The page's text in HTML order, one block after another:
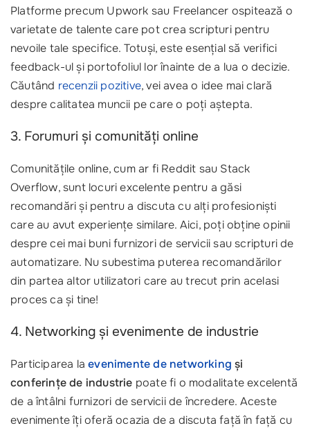
Platforme precum Upwork sau Freelancer ospitează o
varietate de talente care pot crea scripturi pentru
nevoile tale specifice. Totuși, este esențial să verifici
feedback-ul și portofoliul lor înainte de a lua o decizie.
Căutând recenzii pozitive, vei avea o idee mai clară
despre calitatea muncii pe care o poți aștepta.
3. Forumuri și comunități online
Comunitățile online, cum ar fi Reddit sau Stack
Overflow, sunt locuri excelente pentru a găsi
recomandări și pentru a discuta cu alți profesioniști
care au avut experiențe similare. Aici, poți obține opinii
despre cei mai buni furnizori de servicii sau scripturi de
automatizare. Nu subestima puterea recomandărilor
din partea altor utilizatori care au trecut prin acelasi
proces ca și tine!
4. Networking și evenimente de industrie
Participarea laevenimente de networking și
conferințe de industrie poate fi o modalitate excelentă
de a întâlni furnizori de servicii de încredere. Aceste
evenimente îți oferă ocazia de a discuta față în față cu